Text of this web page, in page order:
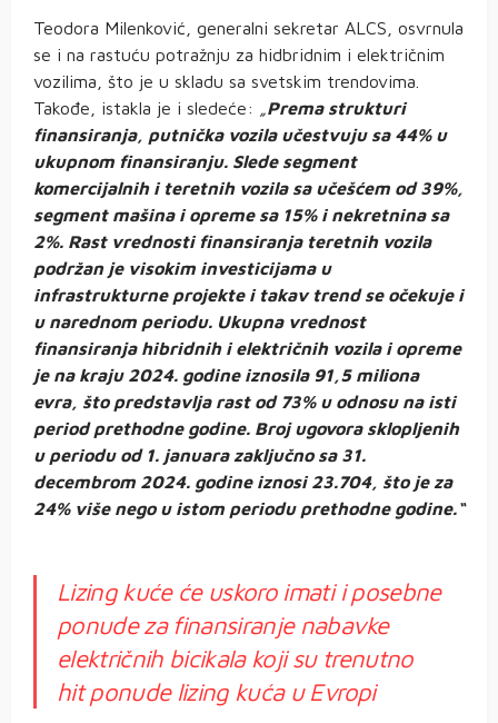
Teodora Milenković, generalni sekretar ALCS, osvrnula
se i na rastuću potražnju za hidbridnim i električnim
vozilima, što je u skladu sa svetskim trendovima.
Takođe, istakla je i sledeće: „Prema strukturi
finansiranja, putnička vozila učestvuju sa 44% u
ukupnom finansiranju. Slede segment
komercijalnih i teretnih vozila sa učešćem od 39%,
segment mašina i opreme sa 15% i nekretnina sa
2%. Rast vrednosti finansiranja teretnih vozila
podržan je visokim investicijama u
infrastrukturne projekte i takav trend se očekuje i
u narednom periodu. Ukupna vrednost
finansiranja hibridnih i električnih vozila i opreme
je na kraju 2024. godine iznosila 91,5 miliona
evra, što predstavlja rast od 73% u odnosu na isti
period prethodne godine. Broj ugovora sklopljenih
u periodu od 1. januara zaključno sa 31.
decembrom 2024. godine iznosi 23.704, što je za
24% više nego u istom periodu prethodne godine.“
Lizing kuće će uskoro imati i posebne
ponude za finansiranje nabavke
električnih bicikala koji su trenutno
hit ponude lizing kuća u Evropi